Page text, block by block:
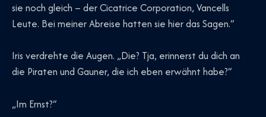
sie noch gleich – der Cicatrice Corporation, Vancells
Leute. Bei meiner Abreise hatten sie hier das Sagen.“
Iris verdrehte die Augen. „Die? Tja, erinnerst du dich an
die Piraten und Gauner, die ich eben erwähnt habe?“
„Im Ernst?“